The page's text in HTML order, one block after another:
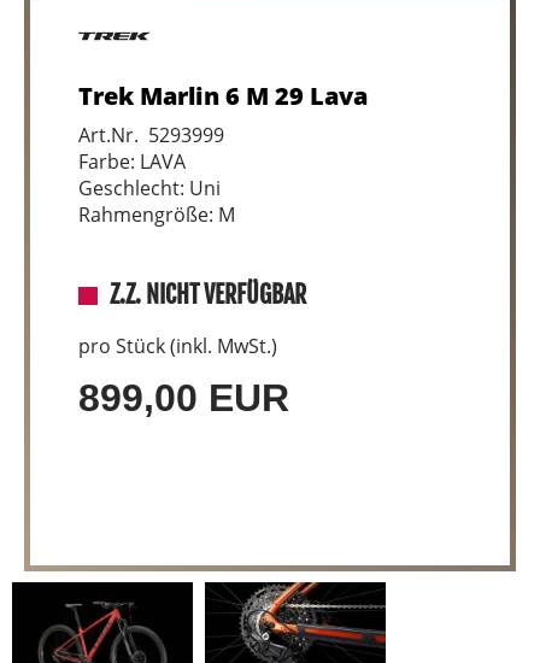
Trek Marlin 6 M 29 Lava
Art.Nr. 5293999
Farbe: LAVA
Geschlecht: Uni
Rahmengröße: M
Z.Z. NICHT VERFÜGBAR
pro Stück (inkl. MwSt.)
899,00 EUR